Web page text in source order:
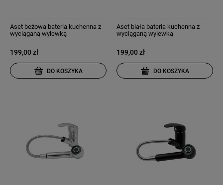
Aset beżowa bateria kuchenna z
wyciąganą wylewką
199,00 zł
DO KOSZYKA
Aset biała bateria kuchenna z
wyciąganą wylewką
199,00 zł
DO KOSZYKA